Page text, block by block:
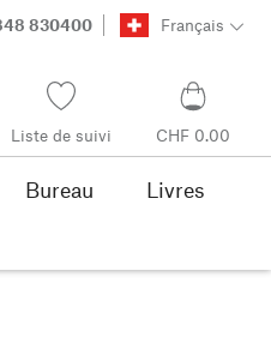
830400 Français
Liste de suivi CHF 0.00
Bureau
Livres